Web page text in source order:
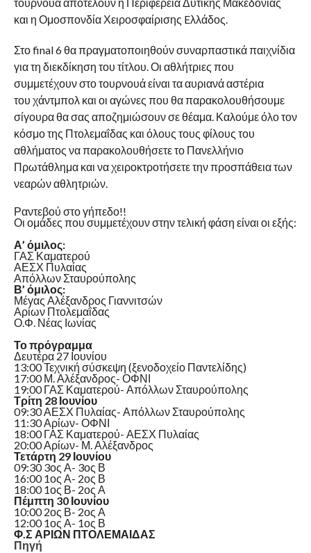
και η Ομοσπονδία Χειροσφαίρισης Eλλάδος.
Στο final 6 θα πραγματοποιηθούν συναρπαστικά παιχνίδια
για τη διεκδίκηση του τίτλου. Οι αθλήτριες που
συμμετέχουν στο τουρνουά είναι τα αυριανά αστέρια
του χάντμπολ και οι αγώνες που θα παρακολουθήσουμε
σίγουρα θα σας αποζημιώσουν σε θέαμα. Καλούμε όλο τον
κόσμο της Πτολεμαΐδας και όλους τους φίλους του
αθλήματος να παρακολουθήσετε το Πανελλήνιο
Πρωτάθλημα και να χειροκτροτήσετε την προσπάθεια των
νεαρών αθλητριών.
Ραντεβού στο γήπεδο!!
Οι ομάδες που συμμετέχουν στην τελική φάση είναι οι εξής:
Α’ όμιλος:
ΓΑΣ Καματερού
ΑΕΣΧ Πυλαίας
Απόλλων Σταυρούπολης
Β’ όμιλος:
Μέγας Αλέξανδρος Γιαννιτσών
Αρίων Πτολεμαΐδας
Ο.Φ. Νέας Ιωνίας
Το πρόγραμμα
Δευτέρα 27 Ιουνίου
13:00 Τεχνική σύσκεψη (ξενοδοχείο Παντελίδης)
17:00 Μ. Αλέξανδρος- ΟΦΝΙ
19:00 ΓΑΣ Καματερού- Απόλλων Σταυρούπολης
Τρίτη 28 Ιουνίου
09:30 ΑΕΣΧ Πυλαίας- Απόλλων Σταυρούπολης
11:30 Αρίων- ΟΦΝΙ
18:00 ΓΑΣ Καματερού- ΑΕΣΧ Πυλαίας
20:00 Αρίων- Μ. Αλέξανδρος
Τετάρτη 29 Ιουνίου
09:30 3ος Α- 3ος Β
16:00 1ος Α- 2ος Β
18:00 1ος Β- 2ος Α
Πέμπτη 30 Ιουνίου
10:00 2ος Β- 2ος Α
12:00 1ος Α- 1ος Β
Φ.Σ ΑΡΙΩΝ ΠΤΟΛΕΜΑΙΔΑΣ
Πηγή